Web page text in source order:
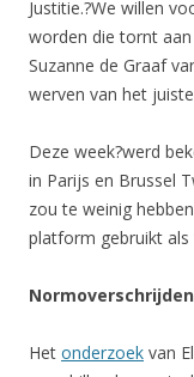
Justitie.?We willen
worden die tornt
Suzanne de Graaf
werven van het
Deze week?werd
in Parijs en Brussel
zou te weinig
platform gebruikt als
Het onderzoek van